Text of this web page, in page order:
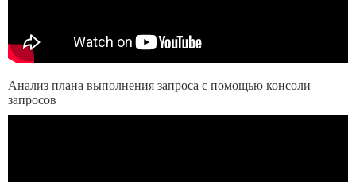
Анализ плана выполнения запроса с помощью консоли
запросов